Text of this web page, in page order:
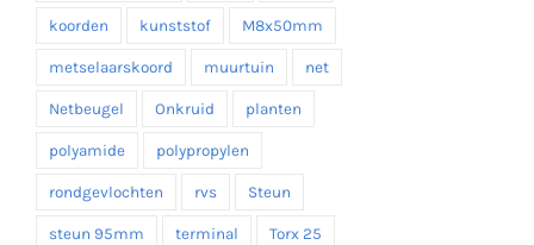
koorden kunststof M8x50mm
metselaarskoord muurtuin net
Netbeugel Onkruid planten
polyamide polypropylen
rondgevlochten rvs Steun
steun 95mm terminal Torx 25